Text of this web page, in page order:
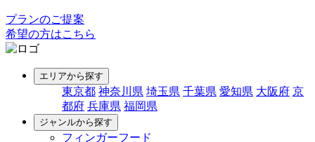
プランのご提案
希望の方はこちら
エリアから探す
東京都 神奈川県 埼玉県 千葉県 愛知県 大阪府 京
都府 兵庫県 福岡県
ジャンルから探す
フィンガーフード